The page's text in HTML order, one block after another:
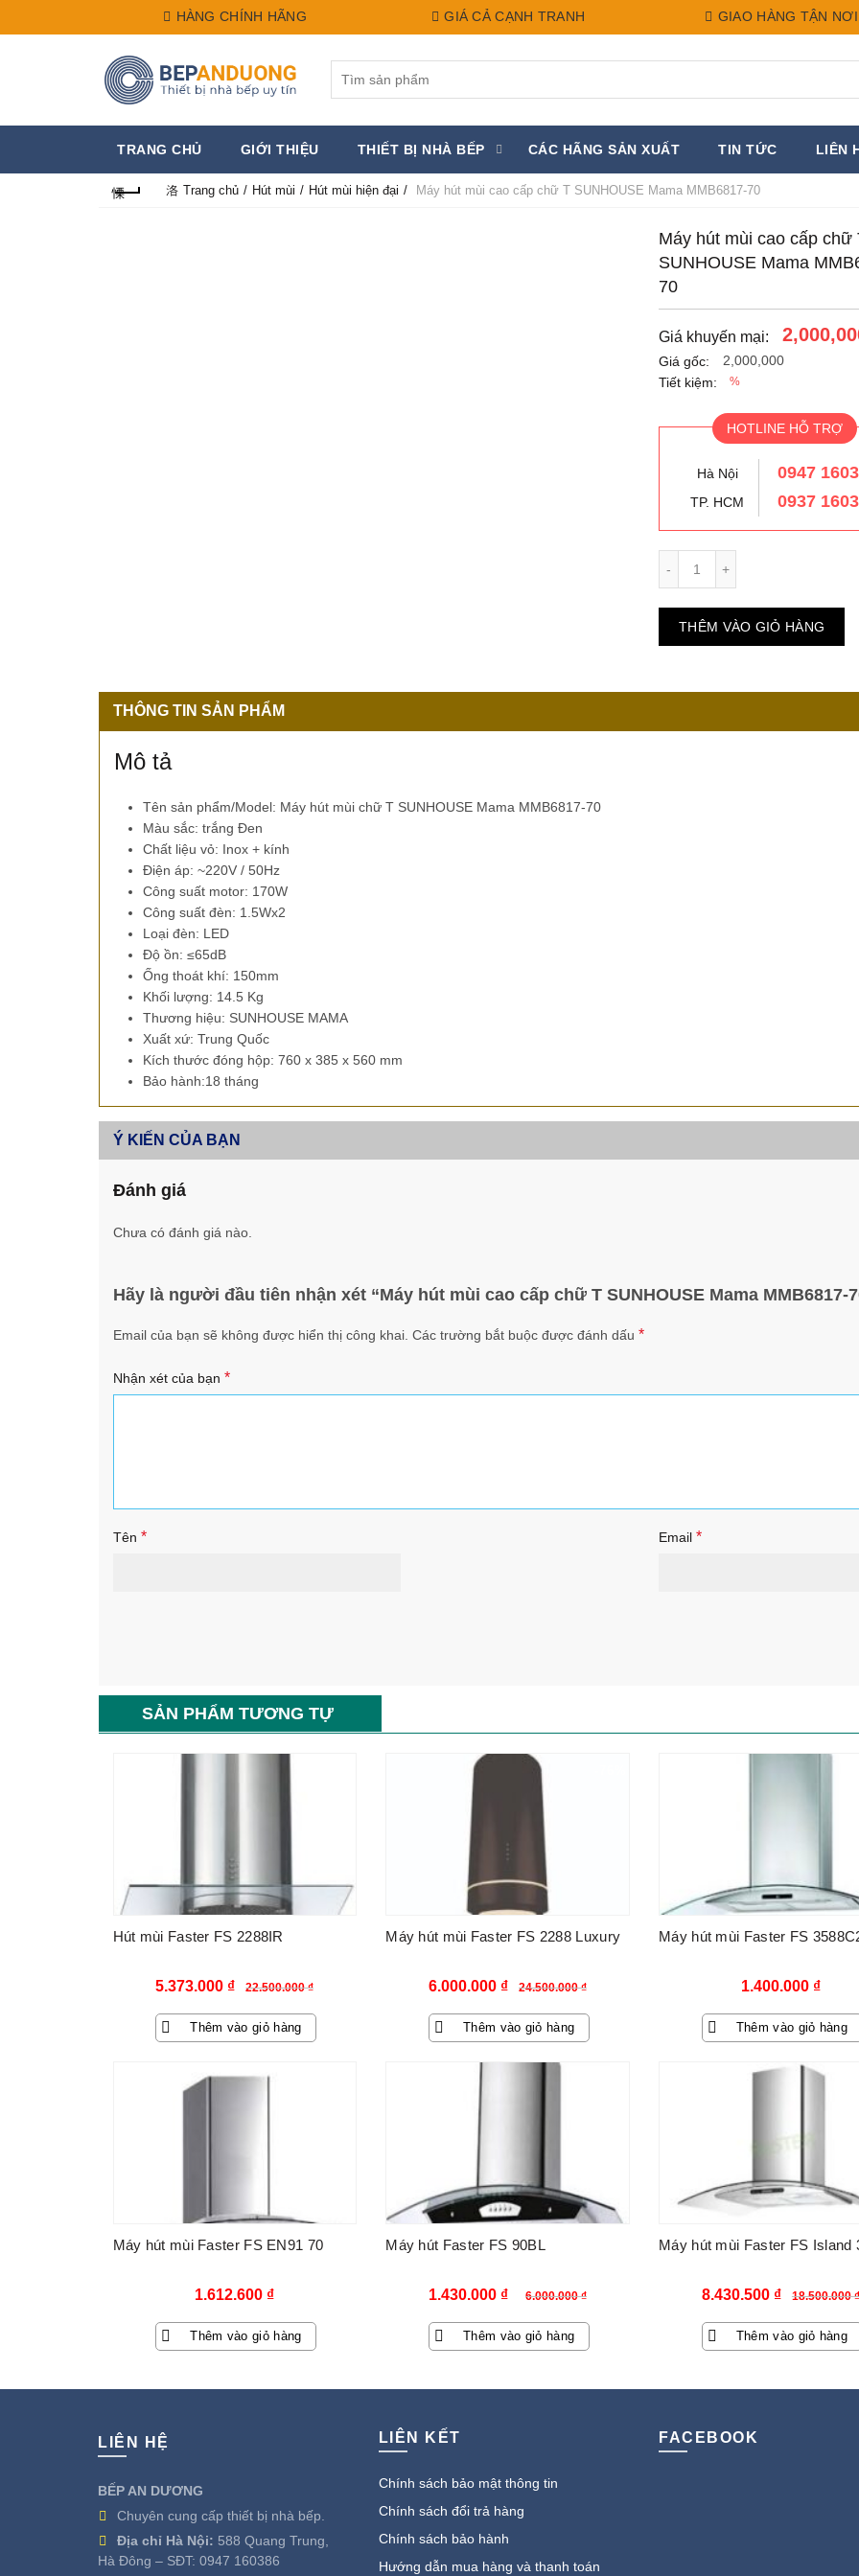
HÀNG CHÍNH HÃNG GIÁ CẢ CẠNH TRANH GIAO HÀNG TẬN NƠI
TRANG CHỦ GIỚI THIỆU THIẾT BỊ NHÀ BẾP CÁC HÃNG SẢN XUẤT TIN TỨC LIÊN
Trang chủ Hút mùi Hút mùi hiện đại Máy hút mùi cao cấp chữ T SUNHOUSE Mama MMB6817-70
Máy hút mùi cao cấp chữ
SUNHOUSE Mama
70
Giá khuyến mại:
Giá gốc:
2,000,000
Tiết kiệm:
%
HOTLINE HỖ TRỢ
Hà Nội 0947
TP. HCM 0937
THÊM VÀO GIỎ HÀNG
THÔNG TIN SẢN PHẨM
Mô tả
Tên sản phẩm/Model: Máy hút mùi chữ T SUNHOUSE Mama MMB6817-70
Màu sắc: trắng Đen
Chất liệu vỏ: Inox + kính
Điện áp: ~220V / 50Hz
Công suất motor: 170W
Công suất đèn: 1.5Wx2
Loại đèn: LED
Độ ồn: ≤65dB
Ống thoát khí: 150mm
Khối lượng: 14.5 Kg
Thương hiệu: SUNHOUSE MAMA
Xuất xứ: Trung Quốc
Kích thước đóng hộp: 760 x 385 x 560 mm
Bảo hành:18 tháng
Ý KIẾN CỦA BẠN
Đánh giá
Chưa có đánh giá nào.
Hãy là người đầu tiên nhận xét “Máy hút mùi cao cấp chữ T SUNHOUSE Mama MMB6817-
Email của bạn sẽ không được hiển thị công khai. Các trường bắt buộc được đánh dấu *
Nhận xét của bạn *
Tên * Email *
SẢN PHẨM TƯƠNG TỰ
Hút mùi Faster FS 2288IR
22.500.000₫
Giá
gốc
là:
22.500.000 ₫.
5.373.000 ₫
Giá
hiện
tại
là:
Thêm vào giỏ hàng
Máy hút mùi Faster FS 2288 Luxury
24.500.000₫
Giá
gốc
là:
24.500.000 ₫.
6.000.000 ₫
Giá
hiện
tại
Thêm vào giỏ hàng
Máy hút mùi Faster FS
1.400.000 ₫
Thêm vào giỏ hàng
Máy hút mùi Faster FS EN91 70
1.612.600 ₫
Thêm vào giỏ hàng
Máy hút Faster FS 90BL
6.000.000₫
Giá
gốc
là:
6.000.000 ₫.
1.430.000 ₫
Giá
hiện
tại
là:
Thêm vào giỏ hàng
Máy hút mùi Faster FS Island
18.500.000₫
Giá
gốc
là:
18.500.000 ₫.
8.430.500 ₫
Giá
hiện
tại
là:
Thêm vào giỏ hàng
LIÊN HỆ
BẾP AN DƯƠNG
Chuyên cung cấp thiết bị nhà bếp.
Địa chỉ Hà Nội: 588 Quang Trung,
Hà Đông – SĐT: 0947 160386
LIÊN KẾT
Chính sách bảo mật thông tin
Chính sách đổi trả hàng
Chính sách bảo hành
Hướng dẫn mua hàng và thanh toán
FACEBOOK